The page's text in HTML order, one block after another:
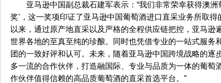
亚马逊中国副总裁石建军表示：“我们非常荣幸获得澳
奖’，这一奖项印证了亚马逊中国葡萄酒进口直采业务所取
以来，通过原产地直采以及严格的全程供应链把控，亚马逊
世界各地的至真至纯的珍酿。同时也凭借专业的一站式服务
团的一致好评和认可。未来，随着亚马逊中国跨境战略的逐
多一流的合作伙伴，打造融国际、专业与品质为一体的葡萄
作伙伴值得信赖的高品质葡萄酒的直采首选平台。”